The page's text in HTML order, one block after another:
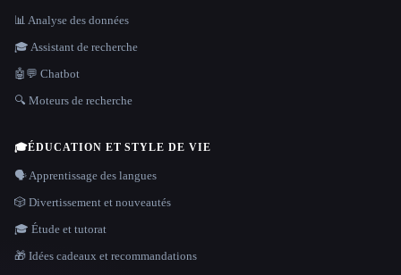
📊 Analyse des données
🎓 Assistant de recherche
🤖💬 Chatbot
🔍 Moteurs de recherche
🎓ÉDUCATION ET STYLE DE VIE
🗣️ Apprentissage des langues
🎲 Divertissement et nouveautés
🎓 Étude et tutorat
🎁 Idées cadeaux et recommandations